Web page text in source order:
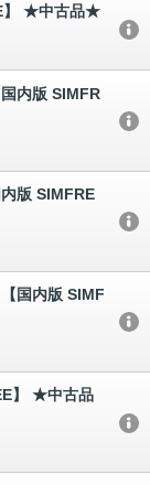
】 ★中古品★
内版 SIMFR
版 SIMFRE
国内版 SIMF
】 ★中古品